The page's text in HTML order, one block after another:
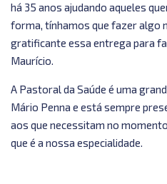
há 35 anos ajudando aqueles
forma, tínhamos que fazer algo
gratificante essa entrega para
Maurício.
A Pastoral da Saúde é uma
Mário Penna e está sempre
aos que necessitam no
que é a nossa especialidade.